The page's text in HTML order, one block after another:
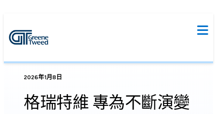
2026年1月8日
格瑞特維 專為不斷演變